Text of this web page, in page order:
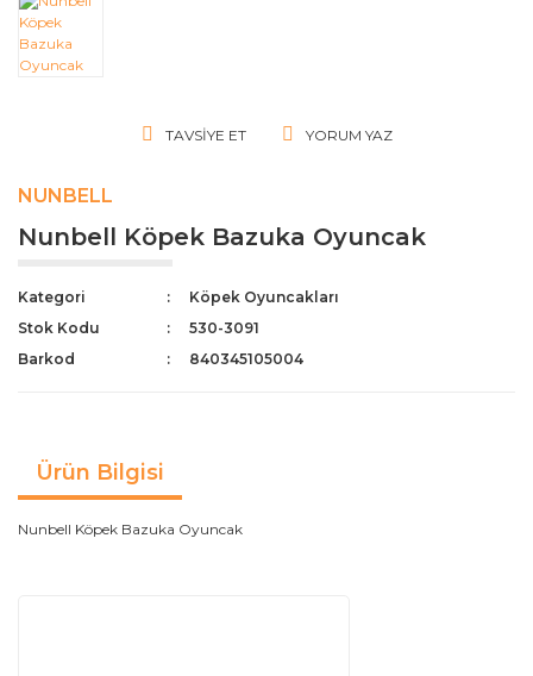
TAVSIYE ET YORUM YAZ
NUNBELL
Nunbell Köpek Bazuka Oyuncak
Kategori
Köpek Oyuncakları
Stok Kodu
530-3091
Barkod
840345105004
Ürün Bilgisi
Nunbell Köpek Bazuka Oyuncak